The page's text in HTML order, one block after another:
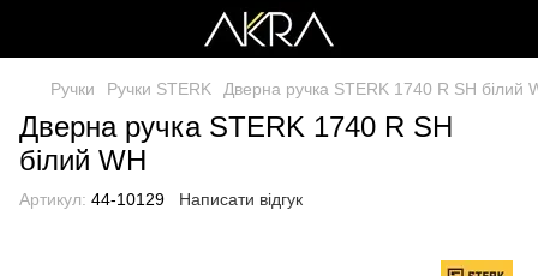
Ручки Ручки STERK Дверна ручка STERK 1740 R SH білий
Дверна ручка STERK 1740 R SH
білий WH
Артикул: 44-10129 Написати відгук